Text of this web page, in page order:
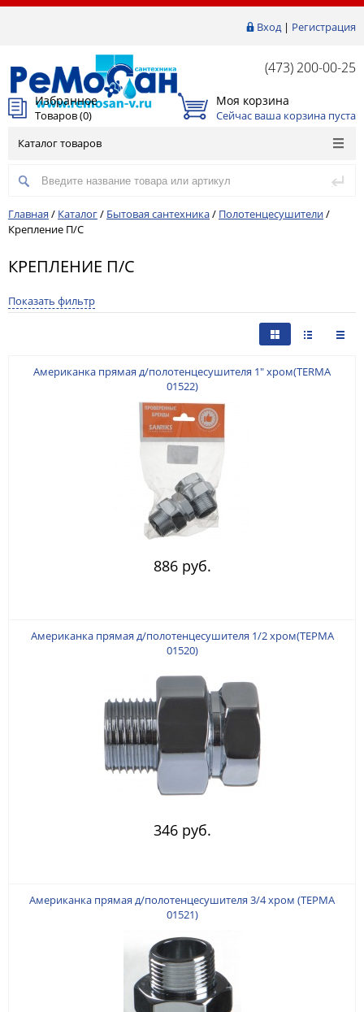
Вход| Регистрация
(473) 200-00-25
Избранное
Товаров (0)
Моя корзина
Сейчас ваша корзина пуста
Каталог товаров
Главная / Каталог/ Бытовая сантехника/ Полотенцесушители/
Крепление П/С
КРЕПЛЕНИЕ П/С
Показать фильтр
Американка прямая д/полотенцесушителя 1" хром(TERMA
01522)
886 руб.
Американка прямая д/полотенцесушителя 1/2 хром(ТЕРМА
01520)
346 руб.
Американка прямая д/полотенцесушителя 3/4 хром (ТЕРМА
01521)